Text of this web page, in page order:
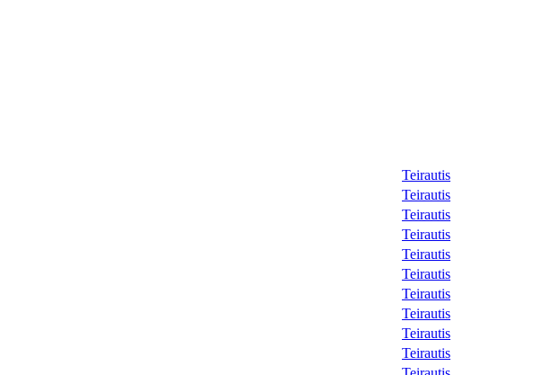
Teirautis
Teirautis
Teirautis
Teirautis
Teirautis
Teirautis
Teirautis
Teirautis
Teirautis
Teirautis